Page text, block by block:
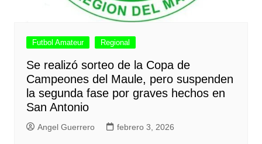
Futbol Amateur Regional
Se realizó sorteo de la Copa de
Campeones del Maule, pero suspenden
la segunda fase por graves hechos en
San Antonio
Angel Guerrero febrero 3, 2026